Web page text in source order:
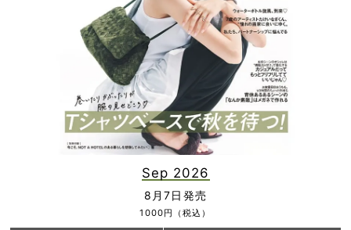
Sep 2026
8月7日発売
1000円（税込）